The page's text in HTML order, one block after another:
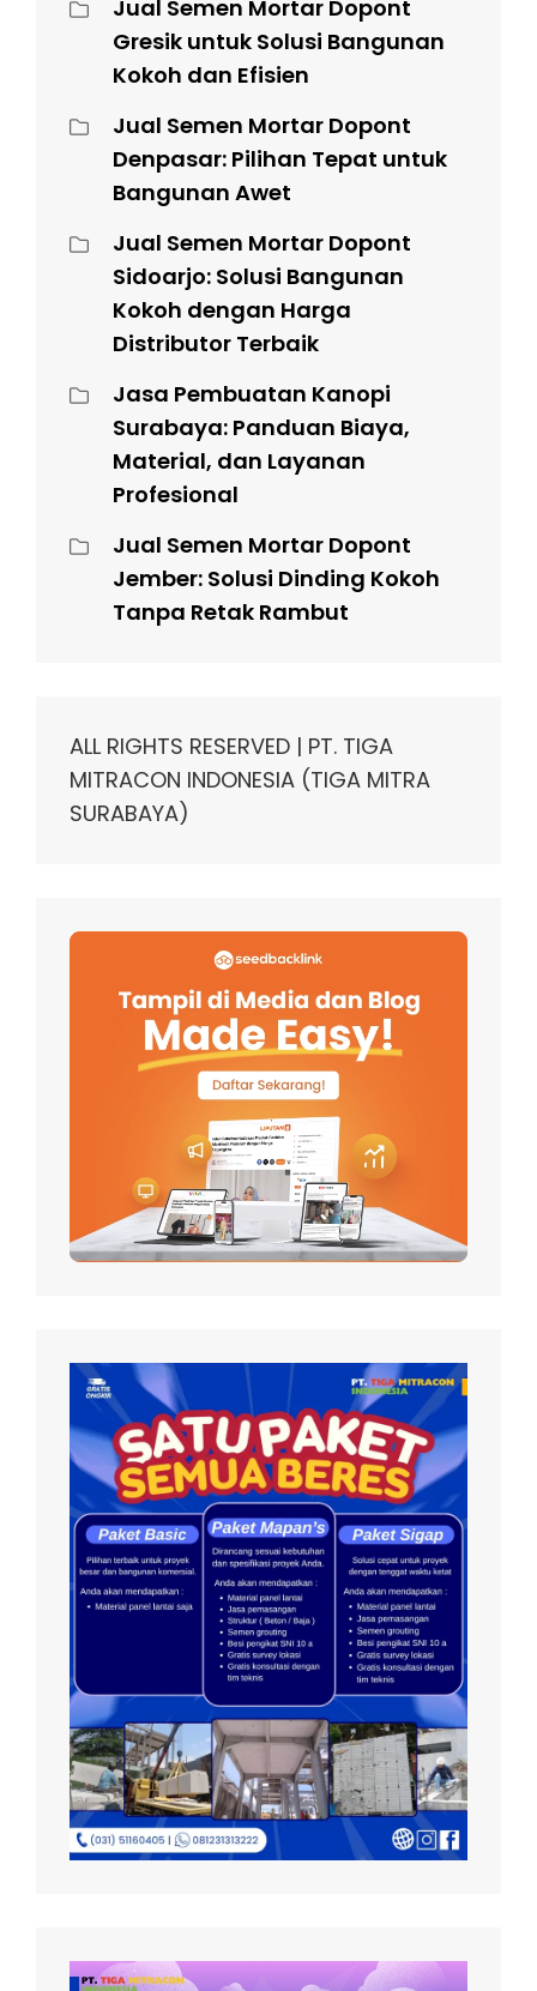
Jual Semen Mortar Dopont
Gresik untuk Solusi Bangunan
Kokoh dan Efisien
Jual Semen Mortar Dopont
Denpasar: Pilihan Tepat untuk
Bangunan Awet
Jual Semen Mortar Dopont
Sidoarjo: Solusi Bangunan
Kokoh dengan Harga
Distributor Terbaik
Jasa Pembuatan Kanopi
Surabaya: Panduan Biaya,
Material, dan Layanan
Profesional
Jual Semen Mortar Dopont
Jember: Solusi Dinding Kokoh
Tanpa Retak Rambut
ALL RIGHTS RESERVED | PT. TIGA
MITRACON INDONESIA (TIGA MITRA
SURABAYA)